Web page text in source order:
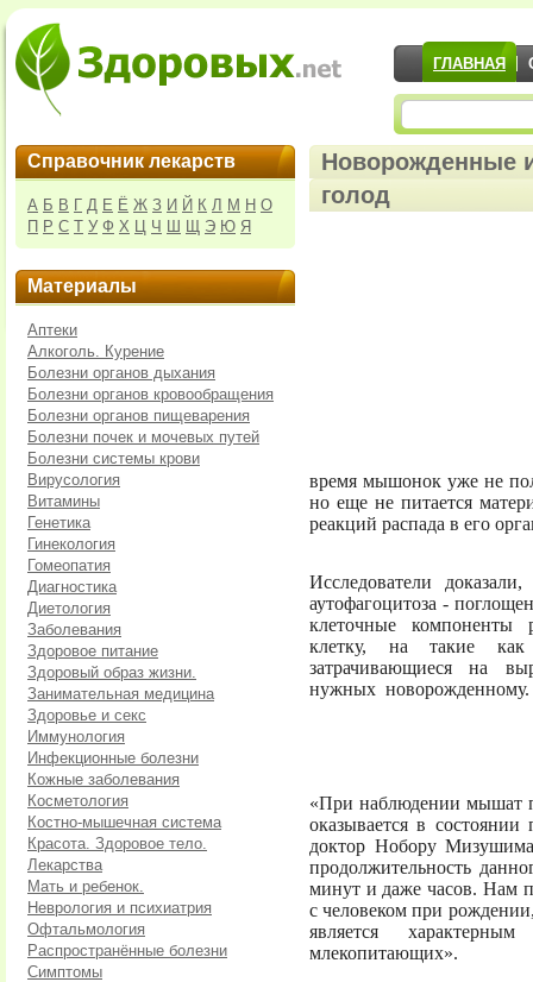
ГЛАВНАЯ
Справочник лекарств
А Б В Г Д Е Ё Ж З И Й К Л М Н О
П Р С Т У Ф Х Ц Ч Ш Щ Э Ю Я
Материалы
Аптеки
Алкоголь. Курение
Болезни органов дыхания
Болезни органов кровообращения
Болезни органов пищеварения
Болезни почек и мочевых путей
Болезни системы крови
Вирусология
Витамины
Генетика
Гинекология
Гомеопатия
Диагностика
Диетология
Заболевания
Здоровое питание
Здоровый образ жизни.
Занимательная медицина
Здоровье и секс
Иммунология
Инфекционные болезни
Кожные заболевания
Косметология
Костно-мышечная система
Красота. Здоровое тело.
Лекарства
Мать и ребенок.
Неврология и психиатрия
Офтальмология
Распространённые болезни
Симптомы
Новорожденные
голод
время мышонок уже не
но еще не питается
реакций распада в его
Исследователи
аутофагоцитоза -
клеточные компоненты
клетку, на такие
затрачивающиеся на
нужных новорожденному.
«При наблюдении мышат
оказывается в
доктор Нобору
продолжительность
минут и даже часов. Нам
с человеком при
является
млекопитающих».